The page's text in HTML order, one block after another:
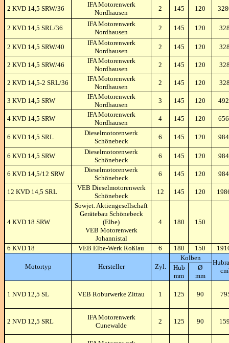
2 KVD 14,5 SRW/36
IFA Motorenwerk
Nordhausen
2 145 120
2 KVD 14,5 SRL/36
IFA Motorenwerk
Nordhausen
2 145 120
2 KVD 14,5 SRW/40
IFA Motorenwerk
Nordhausen
2 145 120
2 KVD 14,5 SRW/46
IFA Motorenwerk
Nordhausen
2 145 120
2 KVD 14,5-2 SRL/36
IFA Motorenwerk
Nordhausen
2 145 120
3 KVD 14,5 SRW
IFA Motorenwerk
Nordhausen
3 145 120
4 KVD 14,5 SRW
IFA Motorenwerk
Nordhausen
4 145 120
6 KVD 14,5 SRL
Dieselmotorenwerk
Schönebeck
6 145 120
6 KVD 14,5 SRW
Dieselmotorenwerk
Schönebeck
6 145 120
6 KVD 14,5/12 SRW
Dieselmotorenwerk
Schönebeck
6 145 120
12 KVD 14,5 SRL
VEB Dieselmotorenwerk
Schönebeck
12 145 120
4 KVD 18 SRW
Sowjet. Aktiengesellschaft
Gerätebau Schönebeck
(Elbe)
VEB Motorenwerk
Johannistal
4 180 150
6 KVD 18 VEB Elbe-Werk Roßlau 6 180 150
Motortyp Hersteller Zyl.
Kolben
cm
Hub
mm
Ø
mm
1 NVD 12,5 SL VEB Roburwerke Zittau 1 125 90
2 NVD 12,5 SRL
IFA Motorenwerk
Cunewalde
2 125 90